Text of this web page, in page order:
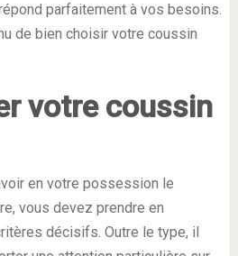
parfaitement à vos besoins.
de bien choisir votre coussin
votre coussin
en votre possession le
vous devez prendre en
décisifs. Outre le type, il